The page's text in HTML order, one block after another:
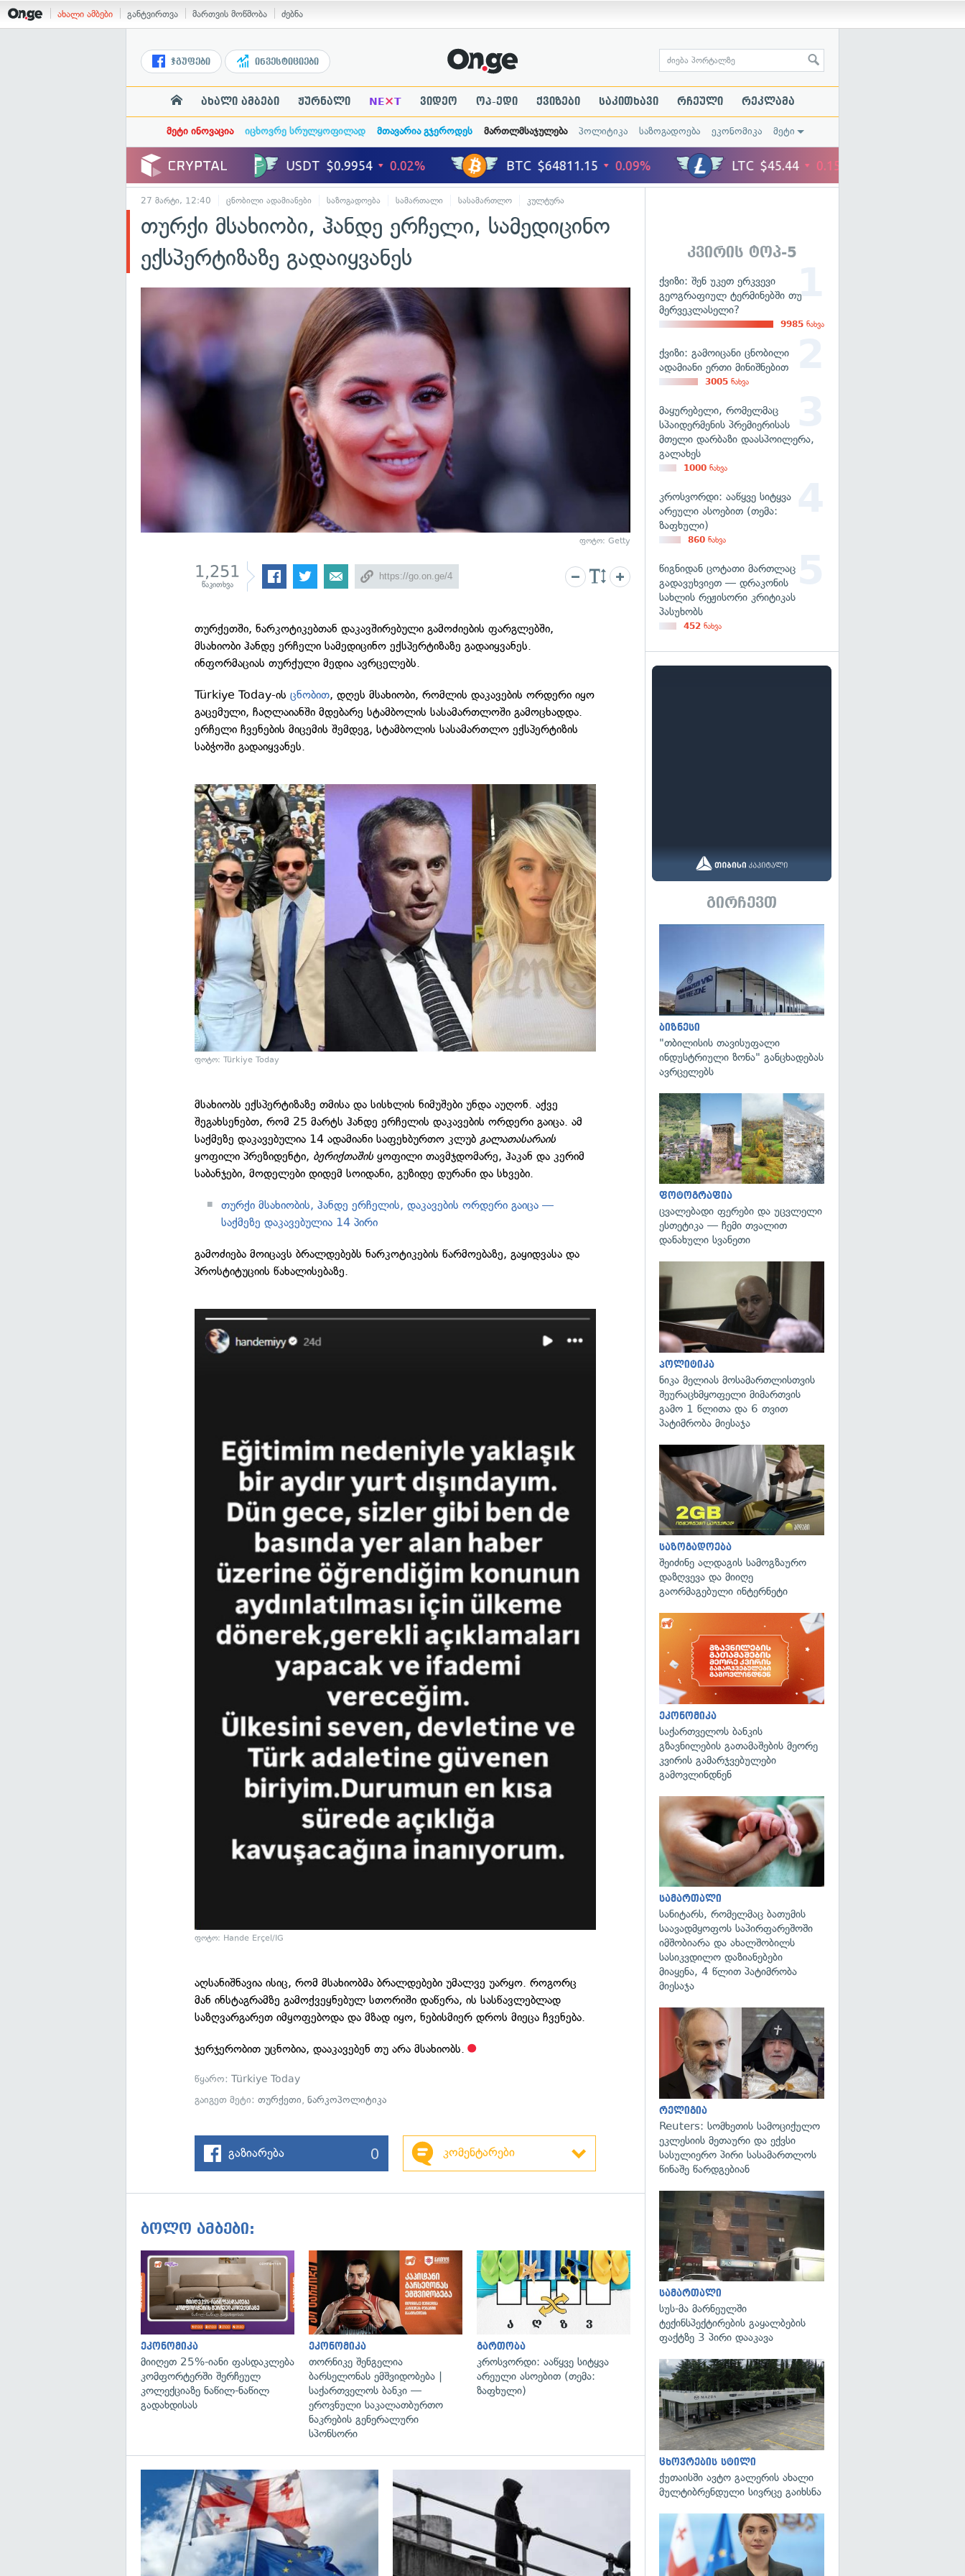
ახალი ამბები განტვირთვა მართვის მოწმობა ძებნა
ჯგუფები ინვესტიციები
ახალი ამბები ჟურნალი NE×T ვიდეო ოპ-ედი ქვიზები საკითხავი რჩეული რეკლამა
მეტი ინოვაცია იცხოვრე სრულყოფილად მთავარია გჯეროდეს მართლმსაჯულება პოლიტიკა საზოგადოება ეკონომიკა მეტი
27 მარტი, 12:40 ცნობილი ადამიანები საზოგადოება სამართალი სასამართლო კულტურა
თურქი მსახიობი, ჰანდე ერჩელი, სამედიცინო
ექსპერტიზაზე გადაიყვანეს
ფოტო: Getty
1,251
წაკითხვა
თურქეთში, ნარკოტიკებთან დაკავშირებული გამოძიების ფარგლებში,
მსახიობი ჰანდე ერჩელი სამედიცინო ექსპერტიზაზე გადაიყვანეს.
ინფორმაციას თურქული მედია ავრცელებს.
Türkiye Today-ისცნობით, დღეს მსახიობი, რომლის დაკავების ორდერი იყო
გაცემული, ჩაღლაიანში მდებარე სტამბოლის სასამართლოში გამოცხადდა.
ერჩელი ჩვენების მიცემის შემდეგ, სტამბოლის სასამართლო ექსპერტიზის
საბჭოში გადაიყვანეს.
ფოტო: Türkiye Today
მსახიობს ექსპერტიზაზე თმისა და სისხლის ნიმუშები უნდა აუღონ. აქვე
შეგახსენებთ, რომ 25 მარტს ჰანდე ერჩელის დაკავების ორდერი გაიცა. ამ
საქმეზე დაკავებულია 14 ადამიანი საფეხბურთო კლუბგალათასარაის
ყოფილი პრეზიდენტი, ბერიქთაშისყოფილი თავმჯდომარე, ჰაკან და კერიმ
საბანჯები, მოდელები დიდემ სოიდანი, გუზიდე დურანი და სხვები.
თურქი მსახიობის, ჰანდე ერჩელის, დაკავების ორდერი გაიცა —
საქმეზე დაკავებულია 14 პირი
გამოძიება მოიცავს ბრალდებებს ნარკოტიკების წარმოებაზე, გაყიდვასა და
პროსტიტუციის წახალისებაზე.
ფოტო: Hande Erçel/IG
აღსანიშნავია ისიც, რომ მსახიობმა ბრალდებები უმალვე უარყო. როგორც
მან ინსტაგრამზე გამოქვეყნებულ სთორიში დაწერა, ის სასწავლებლად
საზღვარგარეთ იმყოფებოდა და მზად იყო, ნებისმიერ დროს მიეცა ჩვენება.
ჯერჯერობით უცნობია, დააკავებენ თუ არა მსახიობს.
წყარო:Türkiye Today
გაიგეთ მეტი:თურქეთი,ნარკოპოლიტიკა
გაზიარება 0 კომენტარები
ბოლო ამბები:
ეკონომიკა
მიიღეთ 25%-იანი ფასდაკლება
კომფორტერში შერჩეულ
კოლექციაზე ნაწილ-ნაწილ
გადახდისას
ეკონომიკა
თორნიკე შენგელია
ბარსელონას ემშვიდობება |
საქართველოს ბანკი —
ეროვნული საკალათბურთო
ნაკრების გენერალური
სპონსორი
გადახედვა
გართობა
კროსვორდი: ააწყვე სიტყვა
არეული ასოებით (თემა:
ზაფხული)
გადახედვა გადახედვა
კვირის ტოპ-5
ქვიზი: შენ უკეთ ერკვევი
გეოგრაფიულ ტერმინებში თუ
მერვეკლასელი?
9985 ნახვა
ქვიზი: გამოიცანი ცნობილი
ადამიანი ერთი მინიშნებით
3005 ნახვა
მაყურებელი, რომელმაც
სპაიდერმენის პრემიერისას
მთელი დარბაზი დაასპოილერა,
გალახეს
1000 ნახვა
კროსვორდი: ააწყვე სიტყვა
არეული ასოებით (თემა:
ზაფხული)
860 ნახვა
წიგნიდან ცოტათი მართლაც
გადავუხვიეთ — დრაკონის
სახლის რეჟისორი კრიტიკას
პასუხობს
452 ნახვა
გირჩევთ
ბიზნესი
"თბილისის თავისუფალი
ინდუსტრიული ზონა" განცხადებას
ავრცელებს
ფოტოგრაფია
ცვალებადი ფერები და უცვლელი
ესთეტიკა — ჩემი თვალით
დანახული სვანეთი
პოლიტიკა
ნიკა მელიას მოსამართლისთვის
შეურაცხმყოფელი მიმართვის
გამო 1 წლითა და 6 თვით
პატიმრობა მიესაჯა
საზოგადოება
შეიძინე ალდაგის სამოგზაურო
დაზღვევა და მიიღე
გაორმაგებული ინტერნეტი
ეკონომიკა
საქართველოს ბანკის
გზავნილების გათამაშების მეორე
კვირის გამარჯვებულები
გამოვლინდნენ
სამართალი
სანიტარს, რომელმაც ბათუმის
საავადმყოფოს საპირფარეშოში
იმშობიარა და ახალშობილს
სასიკვდილო დაზიანებები
მიაყენა, 4 წლით პატიმრობა
მიესაჯა
რელიგია
Reuters: სომხეთის სამოციქულო
ეკლესიის მეთაური და ექვსი
სასულიერო პირი სასამართლოს
წინაშე წარდგებიან
სამართალი
სუს-მა მარნეულში
ტექინსპექტირების გაყალბების
ფაქტზე 3 პირი დააკავა
ცხოვრების სტილი
ქუთაისში ავტო გალერის ახალი
მულტიბრენდული სივრცე გაიხსნა